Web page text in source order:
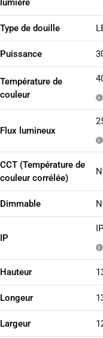
lumière
Type de douille
Puissance
Température de
couleur
i
Flux lumineux
i
CCT (Température de
couleur corrélée)
Dimmable
IP
i
Hauteur
Longeur
Largeur